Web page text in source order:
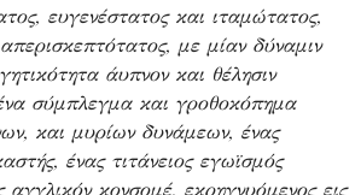
ευγενέστατος και ιταμώτατος,
με μίαν δύναμιν
άυπνον και θέλησιν
σύμπλεγμα και γροθοκόπημα
και μυρίων δυνάμεων, ένας
ένας τιτάνειος εγωϊσμός
αγγλικόν κονσομέ, εκρηγνυόμενος εις